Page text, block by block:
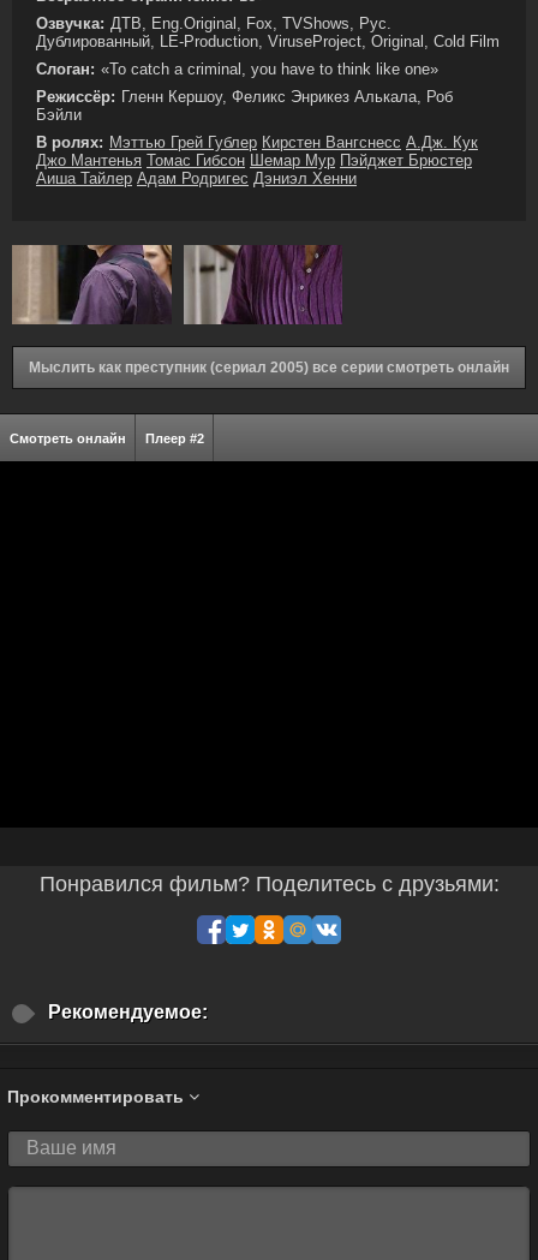
Озвучка: ДТВ, Eng.Original, Fox, TVShows, Рус.
Дублированный, LE-Production, ViruseProject, Original, Cold Film
Слоган: «To catch a criminal, you have to think like one»
Режиссёр: Гленн Кершоу, Феликс Энрикез Алькала, Роб
Бэйли
В ролях: Мэттью Грей Гублер Кирстен Вангснесс А.Дж. Кук
Джо Мантенья Томас Гибсон Шемар Мур Пэйджет Брюстер
Аиша Тайлер Адам Родригес Дэниэл Хенни
Мыслить как преступник (сериал 2005) все серии смотреть онлайн
Смотреть онлайн Плеер #2
Понравился фильм? Поделитесь с друзьями:
Рекомендуемое:
Прокомментировать